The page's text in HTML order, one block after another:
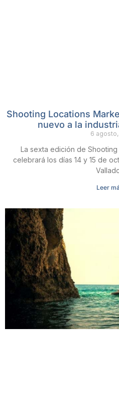
Shooting Locations
nuevo a la
6
La sexta edición de
celebrará los días 14 y 15 de
Leer